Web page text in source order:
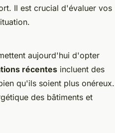
Il est crucial d'évaluer vos
aujourd'hui d'opter
récentes incluent des
qu'ils soient plus onéreux.
des bâtiments et